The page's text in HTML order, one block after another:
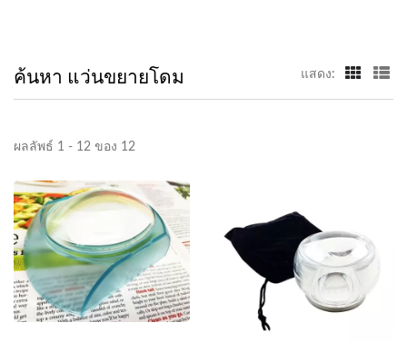
ค้นหา แว่นขยายโดม แสดง:
ผลลัพธ์ 1 - 12 ของ 12